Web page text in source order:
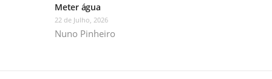
Meter água
22 de Julho, 2026
Nuno Pinheiro